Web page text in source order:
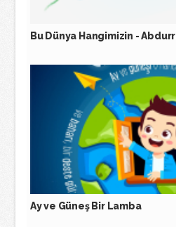
Bu Dünya Hangimizin -
Ay ve Güneş Bir Lamba